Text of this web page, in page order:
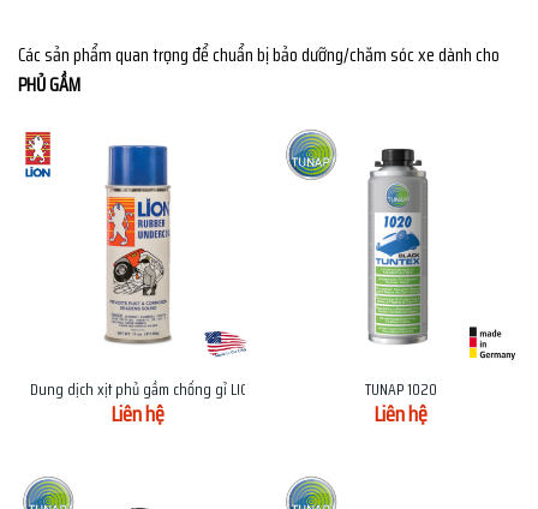
Các sản phẩm quan trọng để chuẩn bị bảo dưỡng/chăm sóc xe dành cho
PHỦ GẦM
Dung dịch xịt phủ gầm chống gỉ LION RU-127
Liên hệ
TUNAP 1020
Liên hệ